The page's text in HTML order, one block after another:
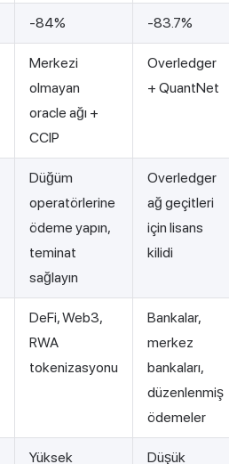
-84% -83.7%
Merkezi
olmayan
oracle ağı +
CCIP
Overledger
+ QuantNet
Düğüm
operatörlerine
ödeme yapın,
teminat
sağlayın
Overledger
ağ geçitleri
için lisans
kilidi
DeFi, Web3,
RWA
tokenizasyonu
Bankalar,
merkez
bankaları,
düzenlenmiş
ödemeler
Yüksek
Düşük